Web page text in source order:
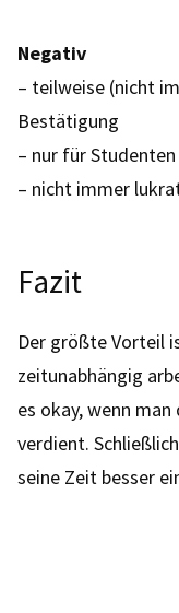
Negativ
– teilweise (nicht
Bestätigung
– nur für Studenten
– nicht immer
Fazit
Der größte Vorteil
zeitunabhängig
es okay, wenn
verdient.
seine Zeit besser